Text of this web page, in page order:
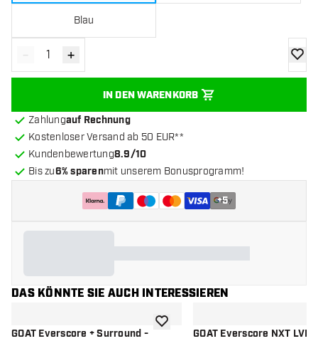
Blau
Menge verringern
- Menge erhöhen
+
IN DEN WARENKORB
Zur
Zahlungauf Rechnung
Kostenloser Versand ab 50 EUR**
Kundenbewertung8.9/10
Bis zu6% sparenmit unserem Bonusprogramm!
+5
DAS KÖNNTE SIE AUCH INTERESSIEREN
GOAT Everscore + Surround -
Zur Wunschliste hinzufügen
GOAT Everscore NXT LVL